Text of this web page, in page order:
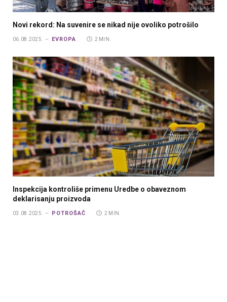
Novi rekord: Na suvenire se nikad nije ovoliko potrošilo
06.08.2025. EVROPA 2 MIN.
Inspekcija kontroliše primenu Uredbe o obaveznom
deklarisanju proizvoda
03.08.2025. POTROŠAČ 2 MIN.